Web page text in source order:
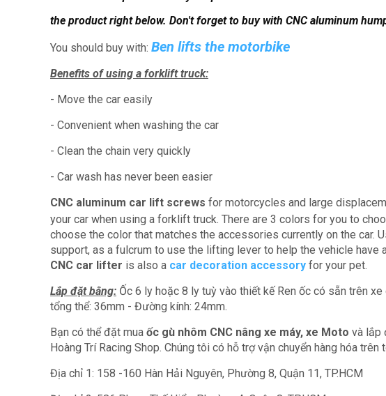
the product right below. Don't forget to buy with CNC aluminum
You should buy with: Ben lifts the motorbike
Benefits of using a forklift truck:
- Move the car easily
- Convenient when washing the car
- Clean the chain very quickly
- Car wash has never been easier
CNC aluminum car lift screws for motorcycles and large
your car when using a forklift truck. There are 3 colors for you to
choose the color that matches the accessories currently on the car.
support, as a fulcrum to use the lifting lever to help the vehicle have
CNC car lifter is also a car decoration accessory for your pet.
Lắp đặt bằng: Ốc 6 ly hoặc 8 ly tuỳ vào thiết kế Ren ốc có sẵn trên
tổng thể: 36mm - Đường kính: 24mm.
Bạn có thể đặt mua ốc gù nhôm CNC nâng xe máy, xe Moto và lắp
Hoàng Trí Racing Shop. Chúng tôi có hỗ trợ vận chuyển hàng hóa
Địa chỉ 1: 158 -160 Hàn Hải Nguyên, Phường 8, Quận 11, TP.HCM